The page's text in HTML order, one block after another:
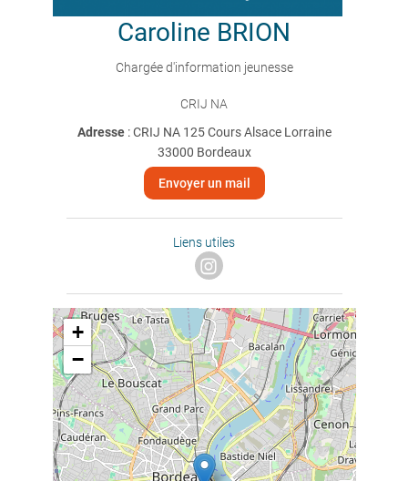
Caroline BRION
Chargée d'information jeunesse
CRIJ NA
Adresse : CRIJ NA 125 Cours Alsace Lorraine
33000 Bordeaux
Envoyer un mail
Liens utiles
+
−